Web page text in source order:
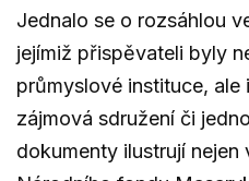
Jednalo se o rozsáhlou
jejímiž přispěvateli byly
průmyslové instituce,
zájmová sdružení či
dokumenty ilustrují